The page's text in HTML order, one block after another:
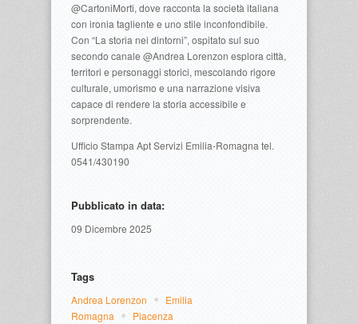
@CartoniMorti, dove racconta la società italiana
con ironia tagliente e uno stile inconfondibile.
Con “La storia nei dintorni”, ospitato sul suo
secondo canale @Andrea Lorenzon esplora città,
territori e personaggi storici, mescolando rigore
culturale, umorismo e una narrazione visiva
capace di rendere la storia accessibile e
sorprendente.
Ufficio Stampa Apt Servizi Emilia-Romagna tel.
0541/430190
Pubblicato in data:
09 Dicembre 2025
Tags
Andrea Lorenzon
Emilia
Romagna
Piacenza